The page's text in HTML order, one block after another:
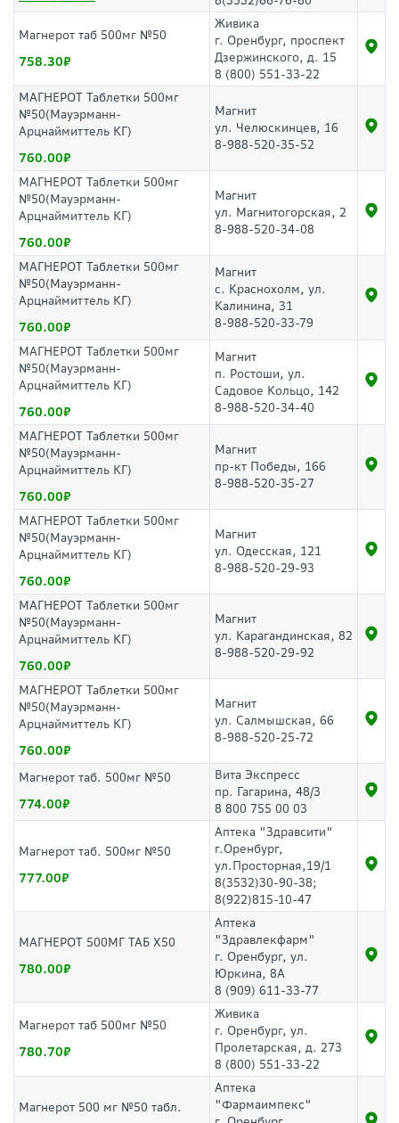
Магнерот таб 500мг №50
758.30
Живика
г. Оренбург, проспект
Дзержинского, д. 15
8 (800) 551-33-22
МАГНЕРОТ Таблетки 500мг
№50(Мауэрманн-
Арцнаймиттель КГ)
760.00
Магнит
ул. Челюскинцев, 16
8-988-520-35-52
МАГНЕРОТ Таблетки 500мг
№50(Мауэрманн-
Арцнаймиттель КГ)
760.00
Магнит
ул. Магнитогорская, 2
8-988-520-34-08
МАГНЕРОТ Таблетки 500мг
№50(Мауэрманн-
Арцнаймиттель КГ)
760.00
Магнит
с. Краснохолм, ул.
Калинина, 31
8-988-520-33-79
МАГНЕРОТ Таблетки 500мг
№50(Мауэрманн-
Арцнаймиттель КГ)
760.00
Магнит
п. Ростоши, ул.
Садовое Кольцо, 142
8-988-520-34-40
МАГНЕРОТ Таблетки 500мг
№50(Мауэрманн-
Арцнаймиттель КГ)
760.00
Магнит
пр-кт Победы, 166
8-988-520-35-27
МАГНЕРОТ Таблетки 500мг
№50(Мауэрманн-
Арцнаймиттель КГ)
760.00
Магнит
ул. Одесская, 121
8-988-520-29-93
МАГНЕРОТ Таблетки 500мг
№50(Мауэрманн-
Арцнаймиттель КГ)
760.00
Магнит
ул. Карагандинская, 82
8-988-520-29-92
МАГНЕРОТ Таблетки 500мг
№50(Мауэрманн-
Арцнаймиттель КГ)
760.00
Магнит
ул. Салмышская, 66
8-988-520-25-72
Магнерот таб. 500мг №50
774.00
Вита Экспресс
пр. Гагарина, 48/3
8 800 755 00 03
Магнерот таб. 500мг №50
777.00
Аптека "Здравсити"
г.Оренбург,
ул.Просторная,19/1
8(3532)30-90-38;
8(922)815-10-47
МАГНЕРОТ 500МГ ТАБ Х50
780.00
Аптека
"Здравлекфарм"
г. Оренбург, ул.
Юркина, 8А
8 (909) 611-33-77
Магнерот таб 500мг №50
780.70
Живика
г. Оренбург, ул.
Пролетарская, д. 273
8 (800) 551-33-22
Магнерот 500 мг №50 табл.
Аптека
"Фармаимпекс"